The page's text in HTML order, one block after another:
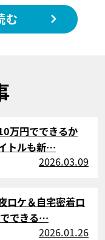
む
万円でできるか
トルも新…
2026.03.09
ロケ＆自宅密着ロ
できる…
2026.01.26